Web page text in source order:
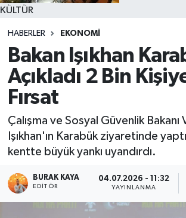
KÜLTÜR
HABERLER EKONOMİ
Bakan Işıkhan
Açıkladı 2 Bin
Fırsat
Çalışma ve Sosyal Güvenlik Bakanı
Işıkhan'ın Karabük ziyaretinde
kentte büyük yankı uyandırdı.
BURAK KAYA
EDITÖR
04.07.2026 - 11:32
YAYINLANMA